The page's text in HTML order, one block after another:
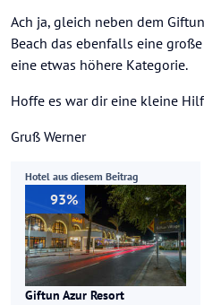
Ach ja, gleich neben dem
Beach das ebenfalls eine
eine etwas höhere Kategorie.
Hoffe es war dir eine kleine
Gruß Werner
Hotel aus diesem Beitrag
93%
Giftun Azur Resort